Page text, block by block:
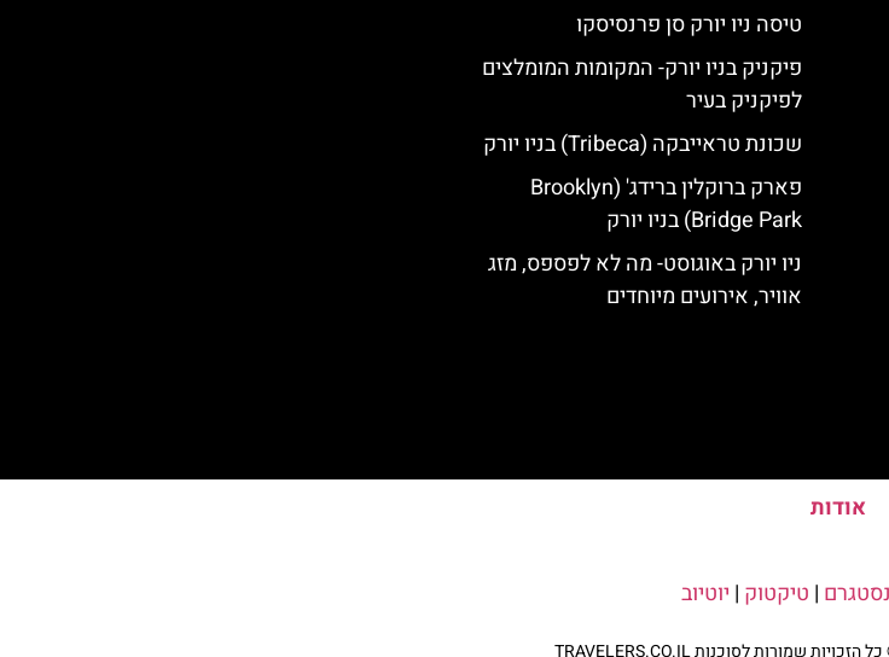
טיסה ניו יורק סן פרנסיסקו
פיקניק בניו יורק- המקומות המומלצים
לפיקניק בעיר
שכונת טראייבקה (Tribeca) בניו יורק
פארק ברוקלין ברידג' (Brooklyn
Bridge Park) בניו יורק
ניו יורק באוגוסט- מה לא לפספס, מזג
אוויר, אירועים מיוחדים
אודות
| טיקטוק | יוטיוב